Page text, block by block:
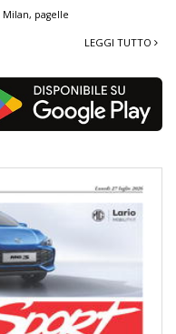
Milan, pagelle
LEGGI TUTTO